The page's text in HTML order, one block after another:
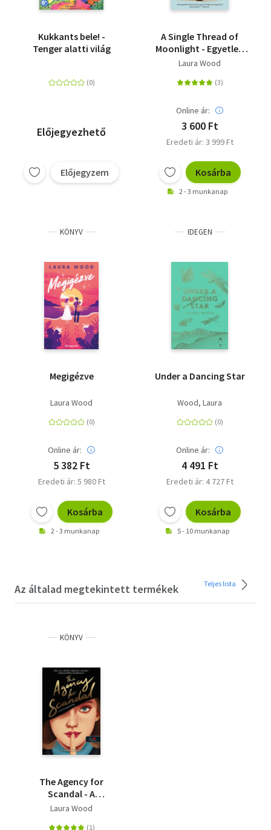
Kukkants bele! -
Tenger alatti világ
Előjegyezhető
Előjegyzem
A Single Thread of
Moonlight - Egyetlen
szál holdfény
Laura Wood
Online ár:
3 600 Ft
Eredeti ár: 3 999 Ft
Kosárba
2 - 3 munkanap
KÖNYV
Megigézve
Laura Wood
Online ár:
5 382 Ft
Eredeti ár: 5 980 Ft
Kosárba
2 - 3 munkanap
IDEGEN
Under a Dancing Star
Wood, Laura
Online ár:
4 491 Ft
Eredeti ár: 4 727 Ft
Kosárba
5 - 10 munkanap
Az általad megtekintett termékek Teljes lista
KÖNYV
The Agency for
Scandal - A
botrányügynökség
Laura Wood